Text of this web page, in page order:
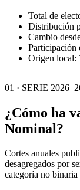
Total de
Distribución
Cambio
Participación
Origen local:
01 · SERIE
¿Cómo ha
Nominal?
Cortes anuales
desagregados por
categoría no binaria